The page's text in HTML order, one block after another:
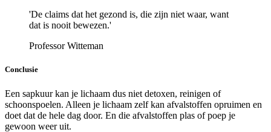
'De claims dat het gezond is, die zijn niet waar, want
dat is nooit bewezen.'
Professor Witteman
Conclusie
Een sapkuur kan je lichaam dus niet detoxen, reinigen of
schoonspoelen. Alleen je lichaam zelf kan afvalstoffen opruimen en
doet dat de hele dag door. En die afvalstoffen plas of poep je
gewoon weer uit.